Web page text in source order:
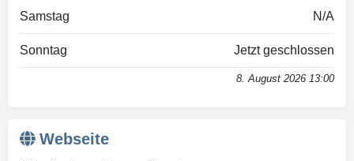
Samstag N/A
Sonntag Jetzt geschlossen
8. August 2026 13:00
Webseite